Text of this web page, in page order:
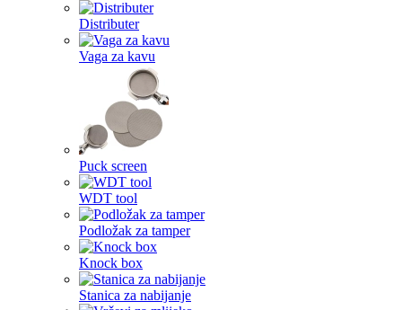
Distributer
Vaga za kavu
Puck screen
WDT tool
Podložak za tamper
Knock box
Stanica za nabijanje